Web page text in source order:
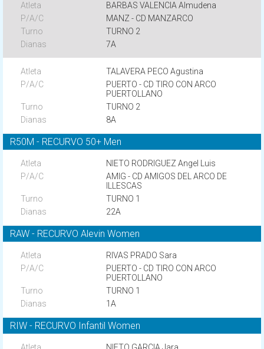
BARBAS VALENCIA Almudena
MANZ - CD MANZARCO
TURNO 2
7A
TALAVERA PECO Agustina
PUERTO - CD TIRO CON ARCO
PUERTOLLANO
TURNO 2
8A
R50M - RECURVO 50+ Men
NIETO RODRIGUEZ Angel Luis
AMIG - CD AMIGOS DEL ARCO DE
ILLESCAS
TURNO 1
22A
RAW - RECURVO Alevin Women
RIVAS PRADO Sara
PUERTO - CD TIRO CON ARCO
PUERTOLLANO
TURNO 1
1A
RIW - RECURVO Infantil Women